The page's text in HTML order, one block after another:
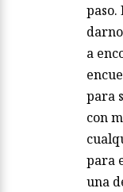
a
para
con
para
una